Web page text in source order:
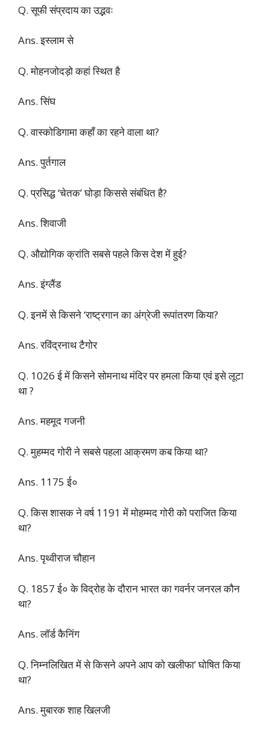
Q. सूफी संप्रदाय का उद्भवः
Ans. इस्लाम से
Q. मोहनजोदड़ो कहां स्थित है
Ans. सिंघ
Q. वास्कोडिगामा कहाँ का रहने वाला था?
Ans. पुर्तगाल
Q. प्रसिद्ध ‘चेतक’ घोड़ा किससे संबंधित है?
Ans. शिवाजी
Q. औद्योगिक क्रांति सबसे पहले किस देश में हुई?
Ans. इंग्लैंड
Q. इनमें से किसने ‘राष्ट्रगान का अंग्रेजी रूपांतरण किया?
Ans. रविंद्रनाथ टैगोर
Q. 1026 ई में किसने सोमनाथ मंदिर पर हमला किया एवं इसे लूटा
था ?
Ans. महमूद गजनी
Q. मुहम्मद गोरी ने सबसे पहला आक्रमण कब किया था?
Ans. 1175 ई०
Q. किस शासक ने वर्ष 1191 में मोहम्मद गोरी को पराजित किया
था?
Ans. पृथ्वीराज चौहान
Q. 1857 ई० के विद्रोह के दौरान भारत का गवर्नर जनरल कौन
था?
Ans. लॉर्ड कैनिंग
Q. निम्नलिखित में से किसने अपने आप को खलीफा’ घोषित किया
था?
Ans. मुबारक शाह खिलजी